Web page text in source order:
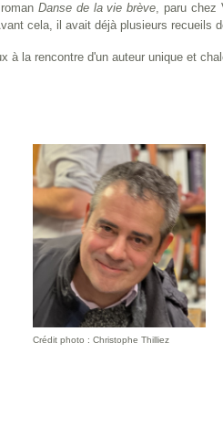
Danse de la vie brève, paru chez
cela, il avait déjà plusieurs recueils
à la rencontre d'un auteur unique et
Crédit photo : Christophe Thilliez